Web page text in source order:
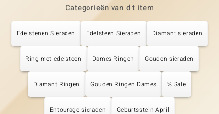
Categorieën van dit item
Edelstenen Sieraden Edelsteen Sieraden Diamant sieraden
Ring met edelsteen Dames Ringen Gouden sieraden
Diamant Ringen Gouden Ringen Dames % Sale
Entourage sieraden Geburtsstein April